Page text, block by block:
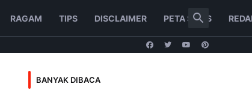
RAGAM TIPS DISCLAIMER PETA SITUS
BANYAK DIBACA